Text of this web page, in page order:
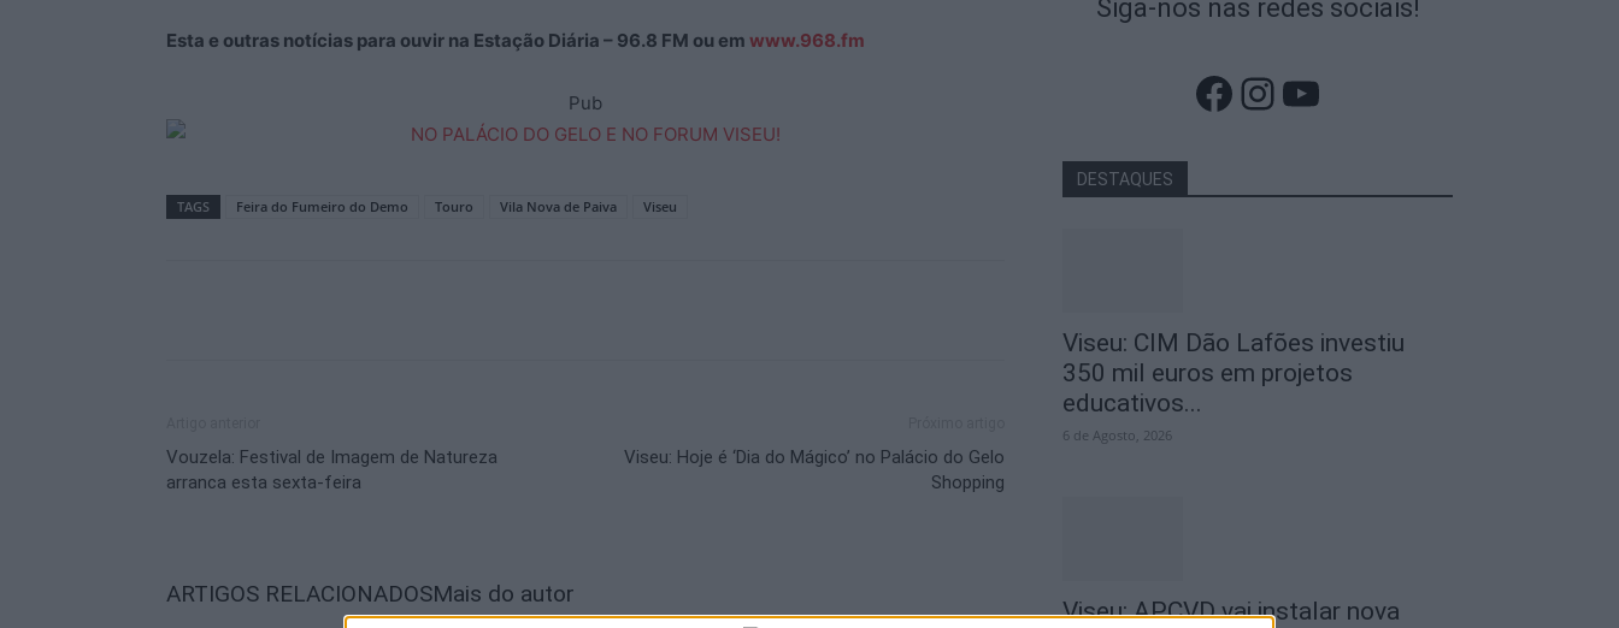
Esta e outras notícias para ouvir na Estação Diária – 96.8 FM ou em www.968.fm
Pub
TAGS Feira do Fumeiro do Demo Touro Vila Nova de Paiva Viseu
Vouzela: Festival de Imagem de Natureza
arranca esta sexta-feira
Viseu: Hoje é ‘Dia do Mágico’ no Palácio do Gelo
Shopping
ARTIGOS RELACIONADOSMais do autor
Siga-nos nas redes sociais!
Facebook
Instagram
YouTube
DESTAQUES
Viseu: CIM Dão Lafões investiu
350 mil euros em projetos
educativos...
6 de Agosto, 2026
Viseu: APCVD vai instalar nova